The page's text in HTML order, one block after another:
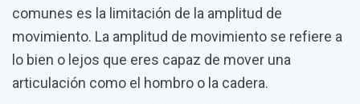
comunes es la limitación de la amplitud de
movimiento. La amplitud de movimiento se refiere a
lo bien o lejos que eres capaz de mover una
articulación como el hombro o la cadera.